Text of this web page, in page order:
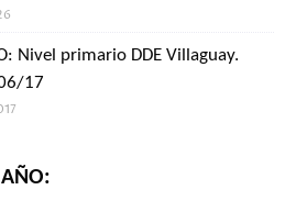
Nivel primario DDE Villaguay.
17